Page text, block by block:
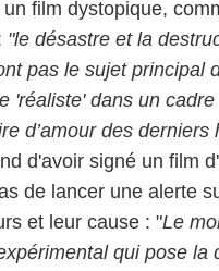
un film dystopique,
"le désastre et la
pas le sujet principal
'réaliste' dans un cadre
d’amour des derniers
d'avoir signé un film
de lancer une alerte
et leur cause : "Le
qui pose la